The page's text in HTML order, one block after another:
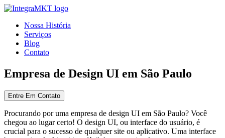
Nossa História
Serviços
Blog
Contato
Empresa de Design UI em São Paulo
Entre Em Contato
Procurando por uma empresa de design UI em São Paulo? Você
chegou ao lugar certo! O design UI, ou interface do usuário, é
crucial para o sucesso de qualquer site ou aplicativo. Uma interface